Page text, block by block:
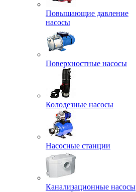
Повышающие давление
насосы
Поверхностные насосы
Колодезные насосы
Насосные станции
Канализационные насосы